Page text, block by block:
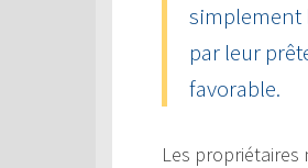
simplement
par leur
favorable.
Les